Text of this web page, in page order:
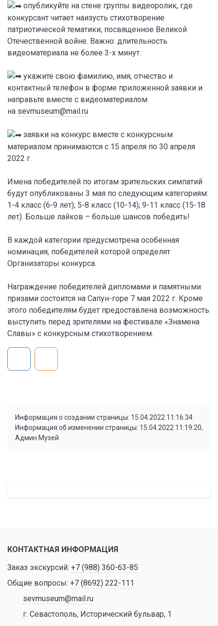
опубликуйте на стене группы видеоролик, где
конкурсант читает наизусть стихотворение
патриотической тематики, посвященное Великой
Отечественной войне. Важно: длительность
видеоматериала не более 3-х минут.
укажите свою фамилию, имя, отчество и
контактный телефон в форме приложенной заявки и
направьте вместе с видеоматериалом
на sevmuseum@mail.ru
заявки на конкурс вместе с конкурсным
материалом принимаются с 15 апреля по 30 апреля
2022 г.
Имена победителей по итогам зрительских симпатий
будут опубликованы 3 мая по следующим категориям:
1-4 класс (6-9 лет); 5-8 класс (10-14); 9-11 класс (15-18
лет). Больше лайков – больше шансов победить!
В каждой категории предусмотрена особенная
номинация, победителей которой определят
Организаторы конкурса.
Награждение победителей дипломами и памятными
призами состоится на Сапун-горе 7 мая 2022 г. Кроме
этого победителям будет предоставлена возможность
выступить перед зрителями на фестивале «Знамена
Славы» с конкурсным стихотворением.
Информация о создании страницы: 15.04.2022 11:16:34
Информация об изменении страницы: 15.04.2022 11:19:20,
Админ Музей
КОНТАКТНАЯ ИНФОРМАЦИЯ
Заказ экскурсий: +7 (988) 360-63-85
Общие вопросы: +7 (8692) 222-111
sevmuseum@mail.ru
г. Севастополь, Исторический бульвар, 1